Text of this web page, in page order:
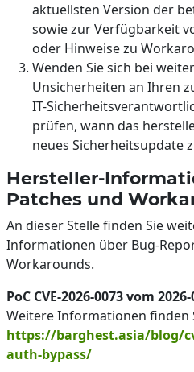
aktuellsten Version der
sowie zur Verfügbarkeit
oder Hinweise zu
Wenden Sie sich bei
Unsicherheiten an Ihren
IT-
prüfen, wann das
neues Sicherheitsupdate
Hersteller-
Patches und
An dieser Stelle finden Sie
Informationen über Bug-
Workarounds.
PoC CVE-2026-0073 vom
Weitere Informationen finden
https://barghest.asia/blog/
auth-bypass/